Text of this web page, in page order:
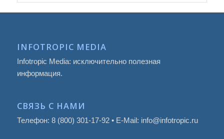
INFOTROPIC MEDIA
Infotropic Media: исключительно полезная
информация.
СВЯЗЬ С НАМИ
Телефон: 8 (800) 301-17-92 • E-Mail: info@infotropic.ru